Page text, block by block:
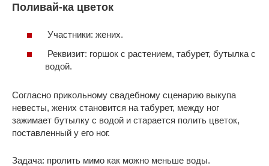
Поливай-ка цветок
Участники: жених.
Реквизит: горшок с растением, табурет, бутылка с
водой.
Согласно прикольному свадебному сценарию выкупа
невесты, жених становится на табурет, между ног
зажимает бутылку с водой и старается полить цветок,
поставленный у его ног.
Задача: пролить мимо как можно меньше воды.